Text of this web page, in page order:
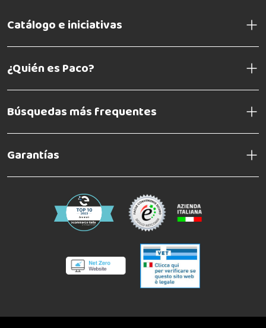
Catálogo e iniciativas
¿Quién es Paco?
Búsquedas más frequentes
Garantías